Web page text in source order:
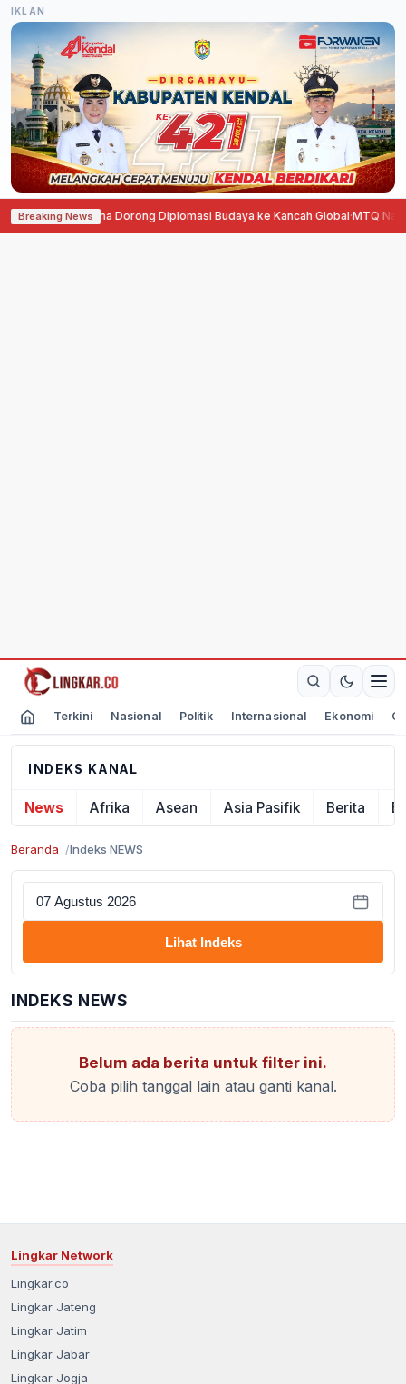
IKLAN
Breaking News
Prancis, Agustina Dorong Diplomasi Budaya ke Kancah Global·MTQ
Terkini Nasional Politik Internasional Ekonomi
INDEKS KANAL
News Afrika Asean Asia Pasifik Berita
Beranda Indeks NEWS
Lihat Indeks
INDEKS NEWS
Belum ada berita untuk filter ini.
Coba pilih tanggal lain atau ganti kanal.
Lingkar Network
Lingkar.co
Lingkar Jateng
Lingkar Jatim
Lingkar Jabar
Lingkar Jogja